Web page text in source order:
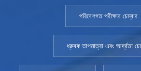
পরিবেশগত পরীক্ষার চেম্বার
ধ্রুবক তাপমাত্রা এবং আর্দ্রতা